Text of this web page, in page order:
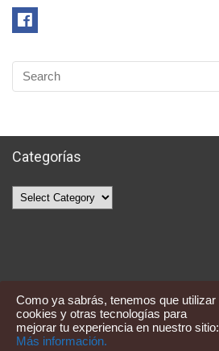
Categorías
Categorías
Como ya sabrás, tenemos que utilizar
cookies y otras tecnologías para
mejorar tu experiencia en nuestro sitio:
Más información.